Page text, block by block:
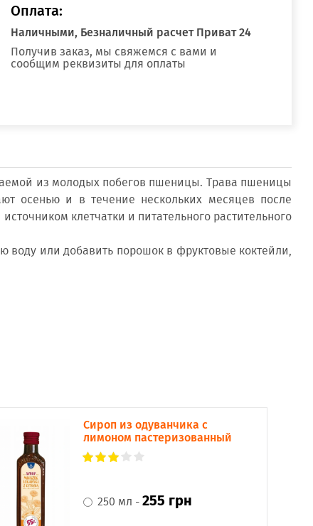
Оплата:
Наличными, Безналичный расчет Приват 24
Получив заказ, мы свяжемся с вами и
сообщим реквизиты для оплаты
из молодых побегов пшеницы. Трава пшеницы
осенью и в течение нескольких месяцев после
клетчатки и питательного растительного
воду или добавить порошок в фруктовые коктейли,
Сироп из одуванчика с
лимоном пастеризованный
250 мл -255 грн